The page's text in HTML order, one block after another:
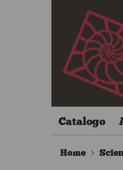
Catalogo
Home